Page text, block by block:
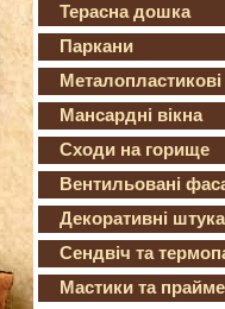
Терасна дошка
Паркани
Металопластикові
Мансардні вікна
Сходи на горище
Вентильовані
Декоративні
Сендвіч та
Мастики та